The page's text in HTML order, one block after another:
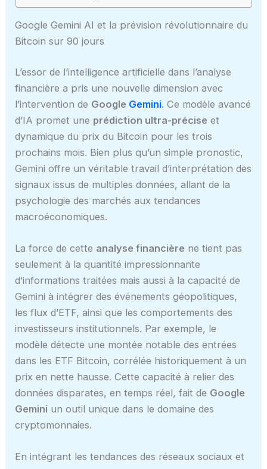
Google Gemini AI et la prévision révolutionnaire du
Bitcoin sur 90 jours
L’essor de l’intelligence artificielle dans l’analyse
financière a pris une nouvelle dimension avec
l’intervention de Google Gemini. Ce modèle avancé
d’IA promet une prédiction ultra-précise et
dynamique du prix du Bitcoin pour les trois
prochains mois. Bien plus qu’un simple pronostic,
Gemini offre un véritable travail d’interprétation des
signaux issus de multiples données, allant de la
psychologie des marchés aux tendances
macroéconomiques.
La force de cette analyse financière ne tient pas
seulement à la quantité impressionnante
d’informations traitées mais aussi à la capacité de
Gemini à intégrer des événements géopolitiques,
les flux d’ETF, ainsi que les comportements des
investisseurs institutionnels. Par exemple, le
modèle détecte une montée notable des entrées
dans les ETF Bitcoin, corrélée historiquement à un
prix en nette hausse. Cette capacité à relier des
données disparates, en temps réel, fait de Google
Gemini un outil unique dans le domaine des
cryptomonnaies.
En intégrant les tendances des réseaux sociaux et